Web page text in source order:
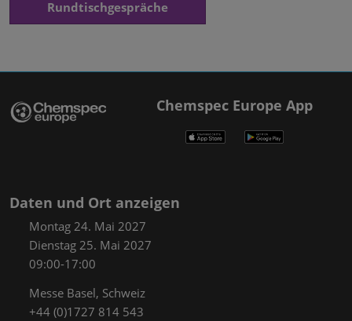
Rundtischgespräche
Chemspec Europe App
Daten und Ort anzeigen
Montag 24. Mai 2027
Dienstag 25. Mai 2027
09:00-17:00
Messe Basel, Schweiz
+44 (0)1727 814 543